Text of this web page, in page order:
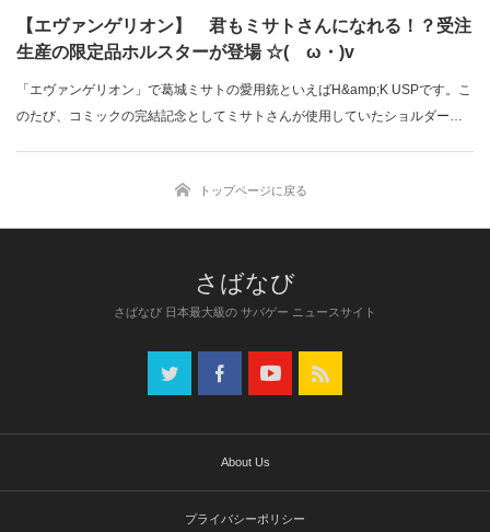
【エヴァンゲリオン】 君もミサトさんになれる！？受注
生産の限定品ホルスターが登場 ☆(ゝω・)v
「エヴァンゲリオン」で葛城ミサトの愛用銃といえばH&amp;K USPです。こ
のたび、コミックの完結記念としてミサトさんが使用していたショルダーホ
トップページに戻る
さばなび 日本最大級の サバゲー ニュースサイト
About Us
プライバシーポリシー